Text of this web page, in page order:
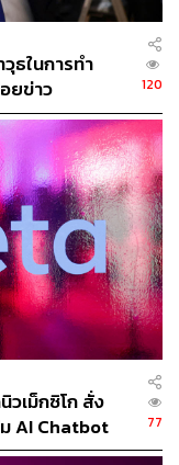
AFP
ธในการทำ
ยข่าว
120
วเม็กซิโก สั่ง
AI Chatbot
77